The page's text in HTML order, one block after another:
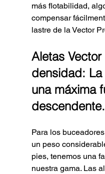
más flotabilidad,
compensar
lastre de la Vector
Aletas
densidad:
una máxima
descendente.
Para los
un peso
pies, tenemos una
nuestra gama. Las